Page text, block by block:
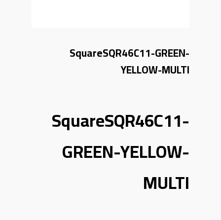
SquareSQR46C11-GREEN-
YELLOW-MULTI
SquareSQR46C11-
GREEN-YELLOW-
MULTI